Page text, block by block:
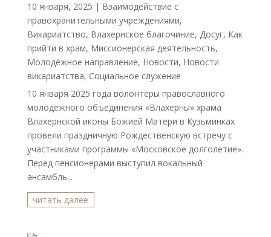
10 января, 2025 | Взаимодействие с
правохранительными учреждениями,
Викариатство, Влахернское благочиние, Досуг, Как
прийти в храм, Миссионерская деятельность,
Молодёжное направление, Новости, Новости
викариатства, Социальное служение
10 января 2025 года волонтеры православного
молодежного объединения «Влахерны» храма
Влахернской иконы Божией Матери в Кузьминках
провели праздничную Рождественскую встречу с
участниками программы «Московское долголетие».
Перед пенсионерами выступил вокальный
ансамбль...
читать далее